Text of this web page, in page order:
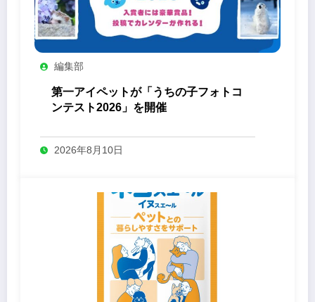
編集部
第一アイペットが「うちの子フォトコ
ンテスト2026」を開催
2026年8月10日